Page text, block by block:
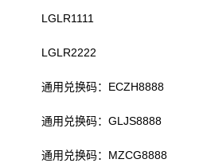
LGLR1111
LGLR2222
通用兑换码：ECZH8888
通用兑换码：GLJS8888
通用兑换码：MZCG8888